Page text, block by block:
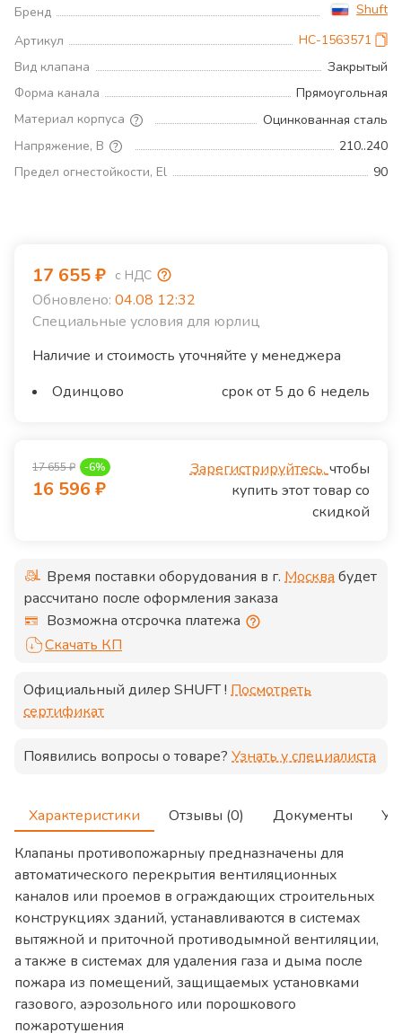
Бренд
Shuft
Артикул
НС-1563571
Вид клапана
Закрытый
Форма канала
Прямоугольная
Материал корпуса
Оцинкованная сталь
Напряжение, В
210..240
Предел огнестойкости, El
90
17 655₽ с НДС
Обновлено: 04.08 12:32
Специальные условия для юрлиц
Наличие и стоимость уточняйте у менеджера
Одинцово
срок от 5 до 6 недель
17 655₽ -6%
16 596 ₽
Зарегистрируйтесь,чтобы
купить этот товар со
скидкой
Время поставки оборудования в г. Москвабудет
рассчитано после оформления заказа
Возможна отсрочка платежа
Скачать КП
Официальный дилер SHUFT! Посмотреть
сертификат
Появились вопросы о товаре? Узнать у специалиста
Характеристики Отзывы (0) Документы
Клапаны противопожарныу предназначены для
автоматического перекрытия вентиляционных
каналов или проемов в ограждающих строительных
конструкциях зданий, устанавливаются в системах
вытяжной и приточной противодымной вентиляции,
а также в системах для удаления газа и дыма после
пожара из помещений, защищаемых установками
газового, аэрозольного или порошкового
пожаротушения